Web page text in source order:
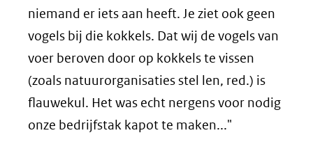
niemand er iets aan heeft. Je ziet ook geen
vogels bij die kokkels. Dat wij de vogels van
voer beroven door op kokkels te vissen
(zoals natuurorganisaties stel len, red.) is
flauwekul. Het was echt nergens voor nodig
onze bedrijfstak kapot te maken..."